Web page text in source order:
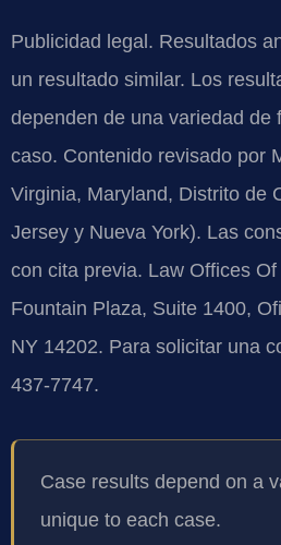
Publicidad legal. Resultados
un resultado similar. Los
dependen de una variedad de
caso. Contenido revisado por
Virginia, Maryland, Distrito de
Jersey y Nueva York). Las
con cita previa. Law Offices
Fountain Plaza, Suite 1400,
NY 14202. Para solicitar una
437-7747.
Case results depend on a
unique to each case.